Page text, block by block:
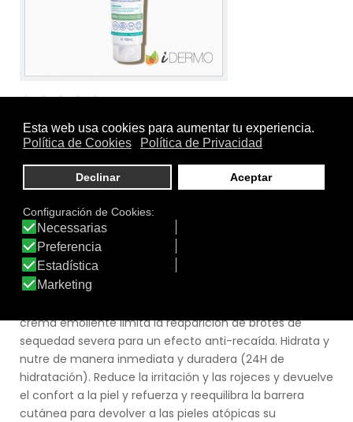
Tamaño:208043.0
Mustela Stelatopia
STELATOPIA + CREMA RELIPIDIZANTE ANTI-
RASCADO
Cuidado diario hidratante y relipidizante, certificado BIO
con 99% ingredientes naturales, para la piel atópica de
toda la familia desde el nacimiento, incluso bebés
crema emoliente limita la reaparición de brotes de
sequedad severa para un efecto anti-recaída. Hidrata y
nutre de manera inmediata y duradera (24H de
hidratación). Reduce la irritación y las rojeces y devuelve
el confort a la piel y refuerza y reequilibra la barrera
cutánea para devolver a las pieles atópicas su